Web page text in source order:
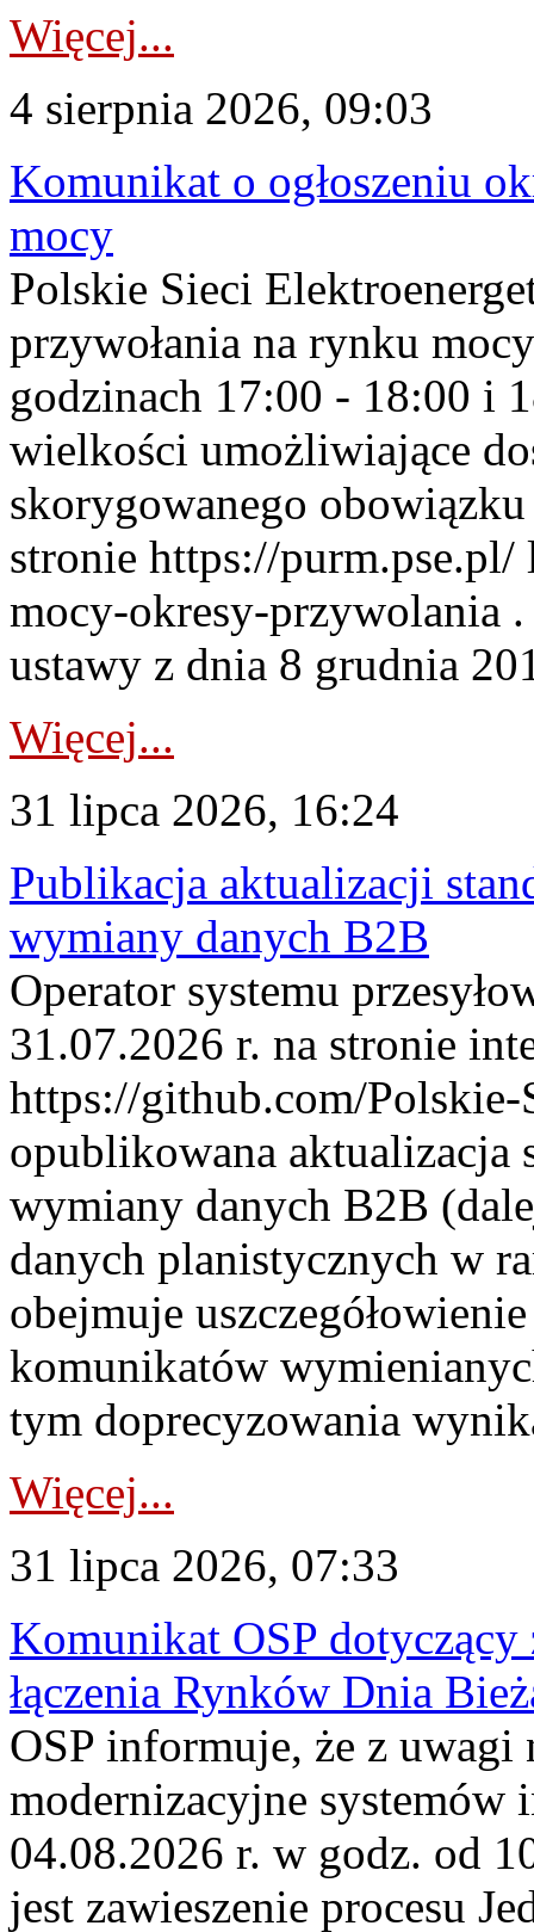
Więcej...
4 sierpnia 2026, 09:03
Komunikat o ogłoszeniu
mocy
Polskie Sieci
przywołania na rynku
godzinach 17:00 - 18:00 i
wielkości umożliwiające
skorygowanego
stronie https://
mocy-okresy-przywolania
ustawy z dnia 8 grudnia
Więcej...
31 lipca 2026, 16:24
Publikacja aktualizacji
wymiany danych B2B
Operator systemu
31.07.2026 r. na stronie
https://github.com/Polskie-
opublikowana aktualizacja
wymiany danych B2B
danych planistycznych w
obejmuje
komunikatów
tym doprecyzowania
Więcej...
31 lipca 2026, 07:33
Komunikat OSP dotyczący
łączenia Rynków Dnia
OSP informuje, że z uwagi
modernizacyjne
04.08.2026 r. w godz. od
jest zawieszenie procesu